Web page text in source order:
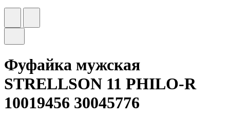
Фуфайка мужская
STRELLSON 11 PHILO-R
10019456 30045776